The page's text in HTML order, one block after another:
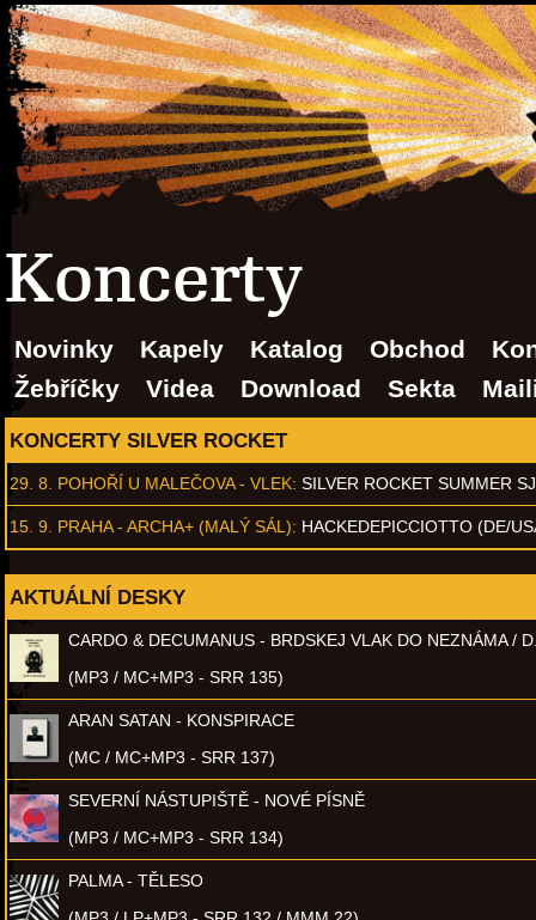
Koncerty
Novinky Kapely Katalog Obchod
Žebříčky
Videa Download Sekta
KONCERTY SILVER ROCKET
29. 8. POHOŘÍ U MALEČOVA - VLEK: SILVER ROCKET SUMMER
15. 9. PRAHA - ARCHA+ (MALÝ SÁL): HACKEDEPICCIOTTO (DE/
AKTUÁLNÍ DESKY
CARDO & DECUMANUS - BRDSKEJ VLAK DO NEZNÁMA /
(MP3 / MC+MP3 - SRR 135)
ARAN SATAN - KONSPIRACE
(MC / MC+MP3 - SRR 137)
SEVERNÍ NÁSTUPIŠTĚ - NOVÉ PÍSNĚ
(MP3 / MC+MP3 - SRR 134)
PALMA - TĚLESO